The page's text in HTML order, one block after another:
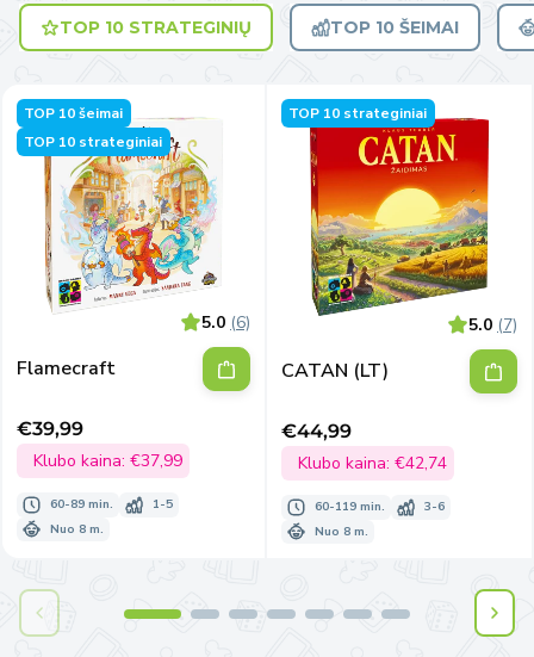
TOP 10 STRATEGINIŲ TOP 10 ŠEIMAI
TOP 10 šeimai
TOP 10 strateginiai
5.0 (6)
Flamecraft
Išpardavimo
kaina
€39,99
Klubo kaina: €37,99
60-89 min.
1-5
Nuo 8 m.
TOP 10 strateginiai
5.0 (7)
CATAN (LT)
Išpardavimo
kaina
€44,99
Klubo kaina: €42,74
60-119 min.
3-6
Nuo 8 m.